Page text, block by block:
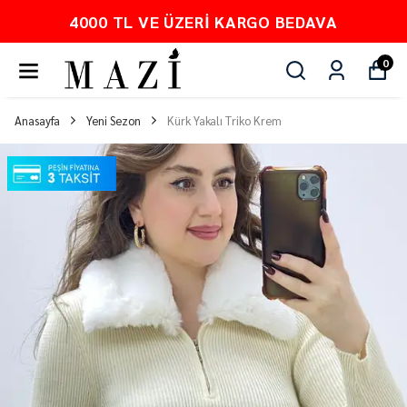
PEŞİN FİYATINA 3 TAKSİT
0
Anasayfa Yeni Sezon Kürk Yakalı Triko Krem